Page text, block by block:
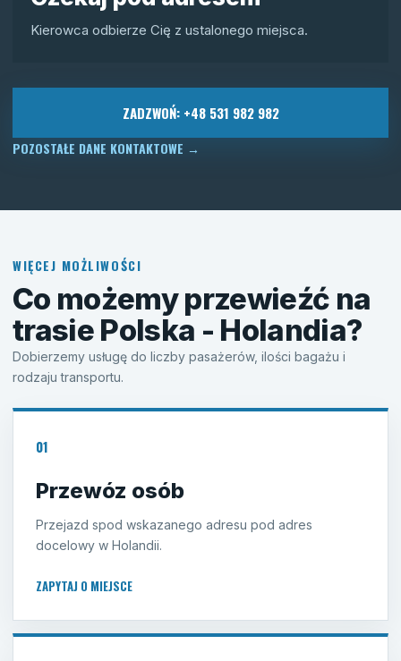
Kierowca odbierze Cię z ustalonego miejsca.
ZADZWOŃ: +48 531 982 982
POZOSTAŁE DANE KONTAKTOWE →
WIĘCEJ MOŻLIWOŚCI
Co możemy przewieźć na
trasie Polska - Holandia?
Dobierzemy usługę do liczby pasażerów, ilości bagażu i
rodzaju transportu.
01
Przewóz osób
Przejazd spod wskazanego adresu pod adres
docelowy w Holandii.
ZAPYTAJ O MIEJSCE